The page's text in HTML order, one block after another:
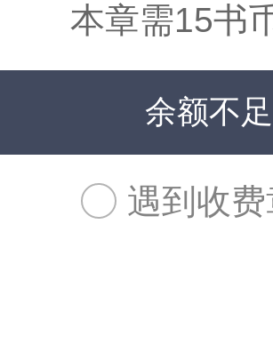
本章需15书
余额不
遇到收